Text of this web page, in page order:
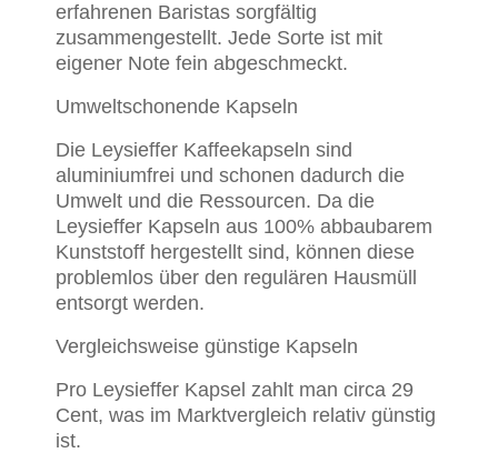
erfahrenen Baristas sorgfältig
zusammengestellt. Jede Sorte ist mit
eigener Note fein abgeschmeckt.
Umweltschonende Kapseln
Die Leysieffer Kaffeekapseln sind
aluminiumfrei und schonen dadurch die
Umwelt und die Ressourcen. Da die
Leysieffer Kapseln aus 100% abbaubarem
Kunststoff hergestellt sind, können diese
problemlos über den regulären Hausmüll
entsorgt werden.
Vergleichsweise günstige Kapseln
Pro Leysieffer Kapsel zahlt man circa 29
Cent, was im Marktvergleich relativ günstig
ist.